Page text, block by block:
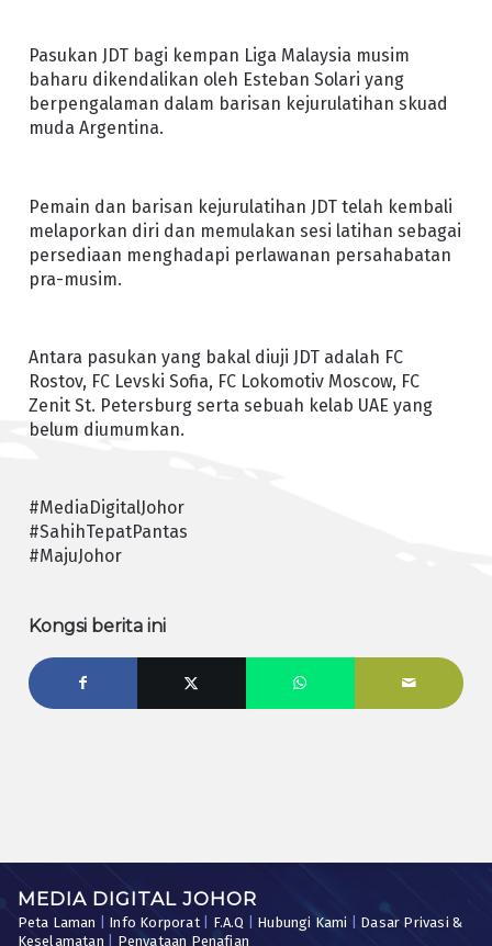
Pasukan JDT bagi kempan Liga Malaysia musim
baharu dikendalikan oleh Esteban Solari yang
berpengalaman dalam barisan kejurulatihan skuad
muda Argentina.
Pemain dan barisan kejurulatihan JDT telah kembali
melaporkan diri dan memulakan sesi latihan sebagai
persediaan menghadapi perlawanan persahabatan
pra-musim.
Antara pasukan yang bakal diuji JDT adalah FC
Rostov, FC Levski Sofia, FC Lokomotiv Moscow, FC
Zenit St. Petersburg serta sebuah kelab UAE yang
belum diumumkan.
#MediaDigitalJohor
#SahihTepatPantas
#MajuJohor
Kongsi berita ini
MEDIA DIGITAL JOHOR
Peta Laman Info Korporat| F.A.Q Hubungi Kami
Dasar Privasi &
Keselamatan
Penyataan Penafian